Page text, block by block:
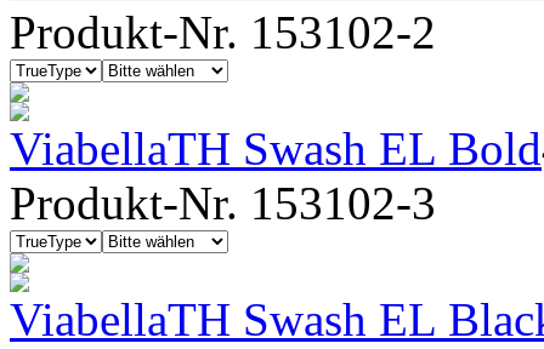
Produkt-Nr. 153102-2
ViabellaTH Swash EL Bold
Produkt-Nr. 153102-3
ViabellaTH Swash EL